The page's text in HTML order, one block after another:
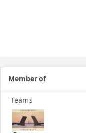
Member of
Teams